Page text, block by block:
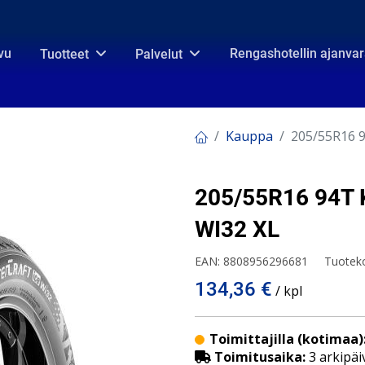
Tuotteet Palvelut Rengashotellin
Kauppa 205/55R16
205/55R16 94T
WI32 XL
EAN: 8808956296681
134,36 € / kpl
Toimittajilla
Toimitusaika:3